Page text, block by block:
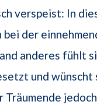
verspeist: In
der
anderes fühlt
und wünscht
Träumende